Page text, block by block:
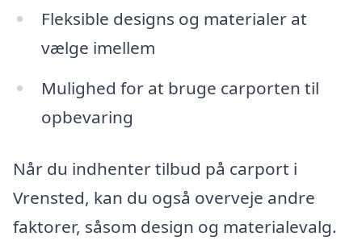
Fleksible designs og materialer at
vælge imellem
Mulighed for at bruge carporten til
opbevaring
Når du indhenter tilbud på carport i
Vrensted, kan du også overveje andre
faktorer, såsom design og materialevalg.